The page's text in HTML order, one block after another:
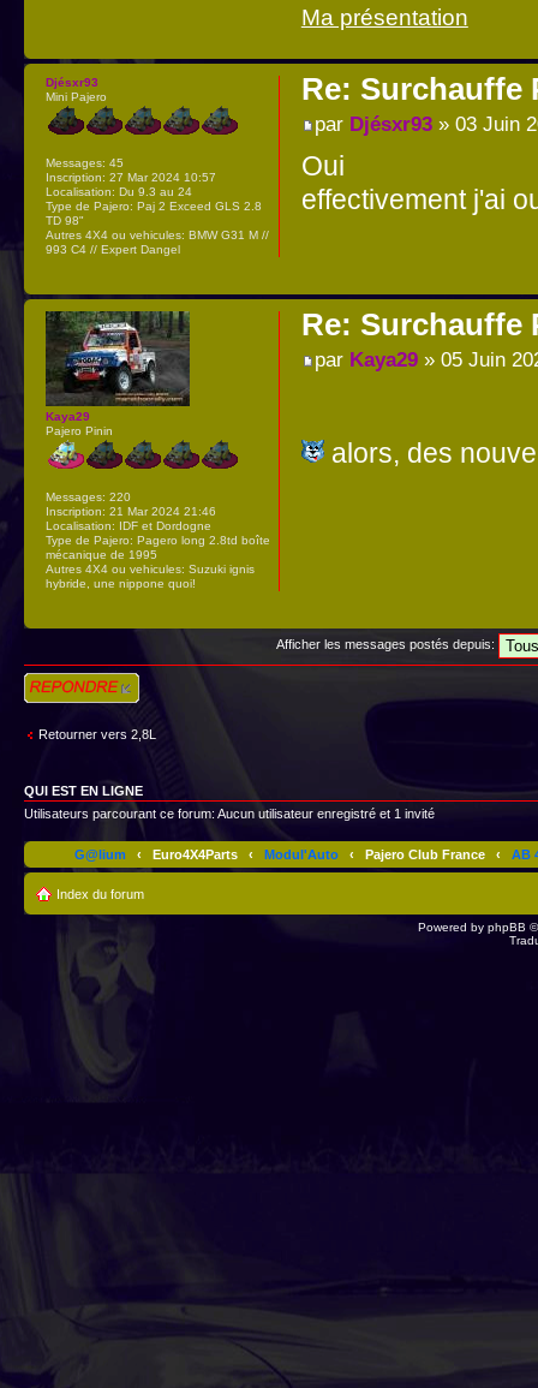
Ma présentation
Re: Surchauffe
par Djésxr93» 03 Juin
Oui
effectivement j'ai
Djésxr93
Mini Pajero
Messages: 45
Inscription: 27 Mar 2024 10:57
Localisation: Du 9.3 au 24
Type de Pajero: Paj 2 Exceed GLS 2.8
TD 98"
Autres 4X4 ou vehicules: BMW G31 M //
993 C4 // Expert Dangel
Re: Surchauffe
par Kaya29» 05 Juin
alors, des
Kaya29
Pajero Pinin
Messages: 220
Inscription: 21 Mar 2024 21:46
Localisation: IDF et Dordogne
Type de Pajero: Pagero long 2.8td boîte
mécanique de 1995
Autres 4X4 ou vehicules: Suzuki ignis
hybride, une nippone quoi!
Afficher les messages postés depuis:
Répondre
Retourner vers 2,8L
QUI EST EN LIGNE
Utilisateurs parcourant ce forum: Aucun utilisateur enregistré et 1 invité
G@lium ‹ Euro4X4Parts ‹ Modul'Auto ‹ Pajero Club France ‹ AB
Index du forum
Powered by phpBB